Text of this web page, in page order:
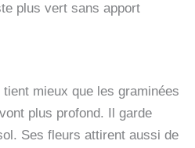
plus vert sans apport
tient mieux que les graminées
plus profond. Il garde
Ses fleurs attirent aussi de